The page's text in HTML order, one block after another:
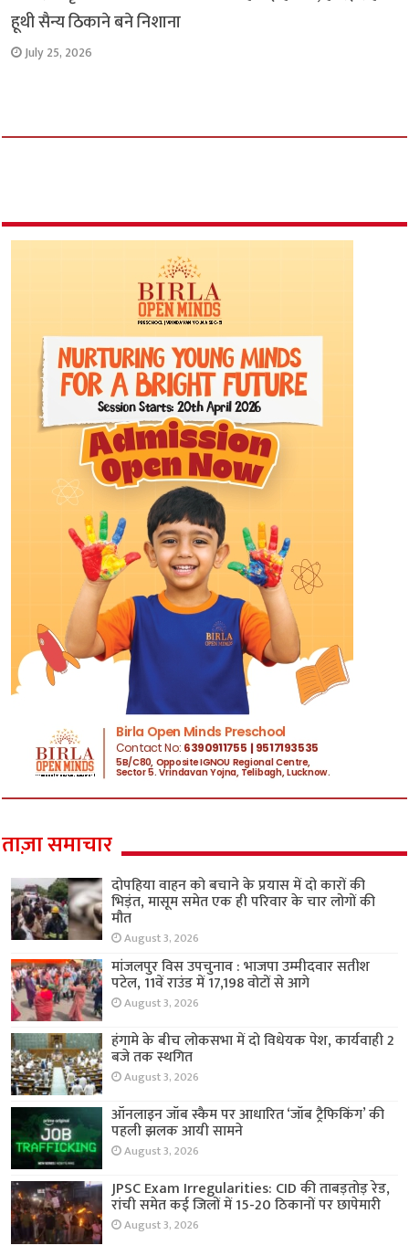
हूथी सैन्य ठिकाने बने निशाना
July 25, 2026
ताज़ा समाचार
दोपहिया वाहन को बचाने के प्रयास में दो कारों की
भिड़ंत, मासूम समेत एक ही परिवार के चार लोगों की
मौत
August 3, 2026
मांजलपुर विस उपचुनाव : भाजपा उम्मीदवार सतीश
पटेल, 11वें राउंड में 17,198 वोटों से आगे
August 3, 2026
हंगामे के बीच लोकसभा में दो विधेयक पेश, कार्यवाही 2
बजे तक स्थगित
August 3, 2026
ऑनलाइन जॉब स्कैम पर आधारित ‘जॉब ट्रैफिकिंग’ की
पहली झलक आयी सामने
August 3, 2026
JPSC Exam Irregularities: CID की ताबड़तोड़ रेड,
रांची समेत कई जिलों में 15-20 ठिकानों पर छापेमारी
August 3, 2026